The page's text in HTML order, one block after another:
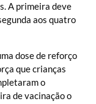
A primeira deve
aos quatro
dose de reforço
que crianças
o
de vacinação o